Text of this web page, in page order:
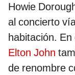
Howie
al concierto
habitación.
Elton John
de renombre